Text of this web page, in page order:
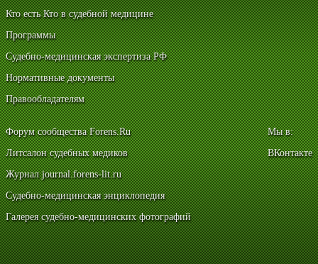
Кто есть Кто в судебной медицине
Программы
Судебно-медицинская экспертиза РФ
Нормативные документы
Правообладателям
Форум сообщества Forens.Ru
Литсалон судебных медиков
Журнал journal.forens-lit.ru
Судебно-медицинская энциклопедия
Галерея судебно-медицинских фотографий
Мы в:
ВКонтакте